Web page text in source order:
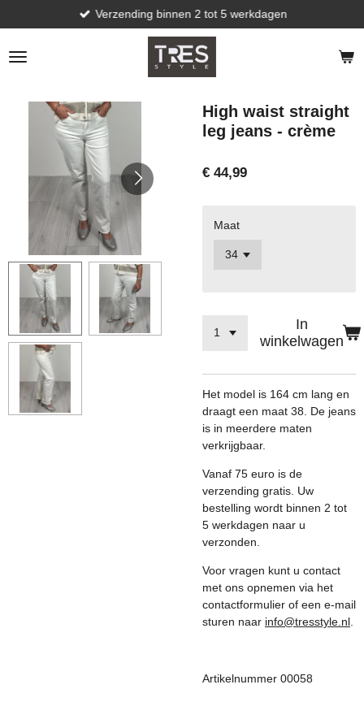
direct
naar
de
Verzending binnen 2 tot 5 werkdagen
High waist straight
leg jeans - crème
€ 44,99
Maat
In
winkelwagen
Het model is 164 cm lang en
draagt een maat 38. De jeans
is in meerdere maten
verkrijgbaar.
Vanaf 75 euro is de
verzending gratis. Uw
bestelling wordt binnen 2 tot
5 werkdagen naar u
verzonden.
Voor vragen kunt u contact
met ons opnemen via het
contactformulier of een e-mail
sturen naar info@tresstyle.nl
Artikelnummer 00058